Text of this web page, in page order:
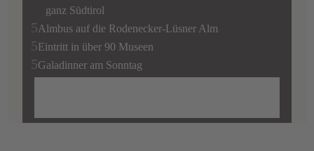
ganz Südtirol
Almbus auf die Rodenecker-Lüsner Alm
Eintritt in über 90 Museen
Galadinner am Sonntag